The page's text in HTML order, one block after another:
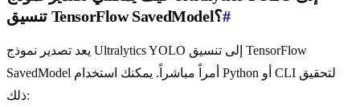
تنسيق TensorFlow SavedModel؟#
يعد تصدير نموذج Ultralytics YOLO إلى تنسيق TensorFlow
SavedModel أمراً مباشراً. يمكنك استخدام Python أو CLI لتحقيق
ذلك: